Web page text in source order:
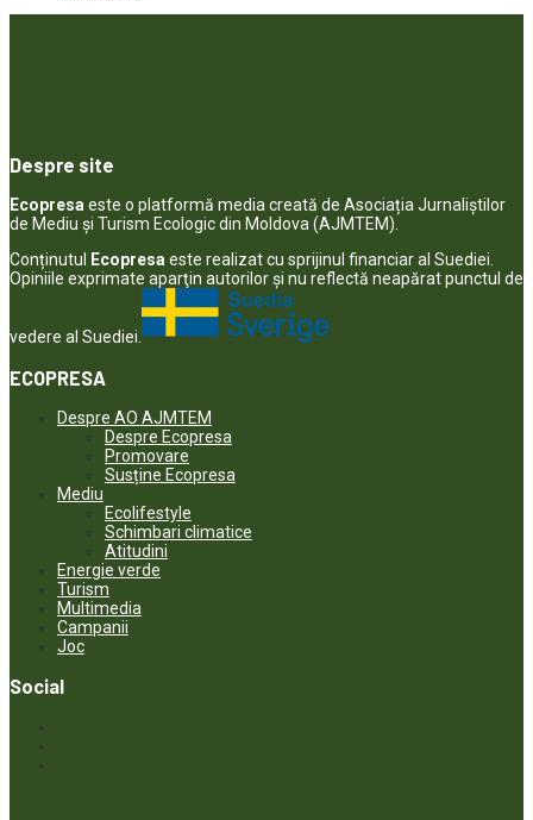
Despre site
Ecopresa este o platformă media creată de Asociația Jurnaliștilor
de Mediu și Turism Ecologic din Moldova (AJMTEM).
Conținutul
Ecopresa este realizat cu sprijinul financiar al Suediei.
Opiniile exprimate aparţin autorilor şi nu reflectă neapărat punctul de
vedere al Suediei.
ECOPRESA
Despre AO AJMTEM
Despre Ecopresa
Promovare
Susține Ecopresa
Mediu
Ecolifestyle
Schimbari climatice
Atitudini
Energie verde
Turism
Multimedia
Campanii
Joc
Social